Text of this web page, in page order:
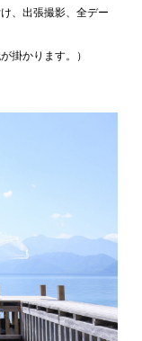
、出張撮影、全デー
掛かります。）